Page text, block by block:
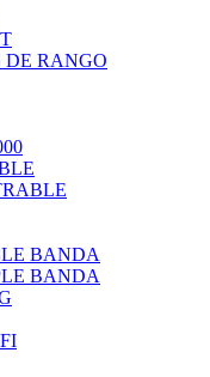
DE RANGO
BANDA
BANDA